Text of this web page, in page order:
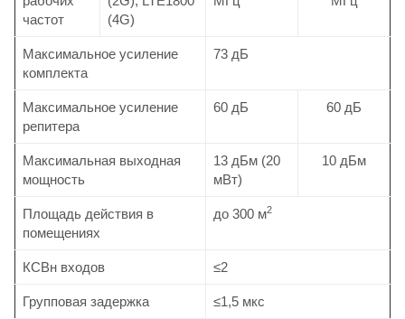
частот
(4G)
Максимальное усиление
комплекта
73 дБ
Максимальное усиление
репитера
60 дБ 60 дБ
Максимальная выходная
мощность
13 дБм (20
мВт)
10 дБм
Площадь действия в
помещениях
до 300 м2
КСВн входов ≤2
Групповая задержка ≤1,5 мкс